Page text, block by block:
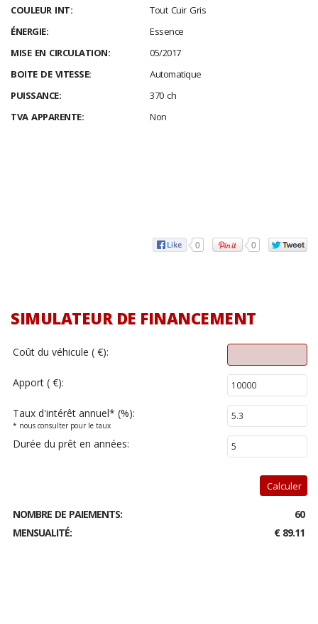
COULEUR INT:
Tout Cuir Gris
ÉNERGIE:
Essence
MISE EN CIRCULATION:
05/2017
BOITE DE VITESSE:
Automatique
PUISSANCE:
370 ch
TVA APPARENTE:
Non
0 0
SIMULATEUR DE FINANCEMENT
Coût du véhicule ( €):
Apport ( €):
Taux d'intérêt annuel* (%):
* nous consulter pour le taux
Durée du prêt en années:
Calculer
NOMBRE DE PAIEMENTS:
60
MENSUALITÉ:
€ 89.11